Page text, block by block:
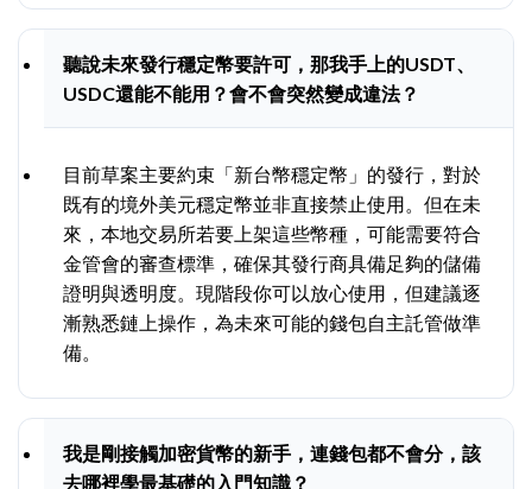
聽說未來發行穩定幣要許可，那我手上的USDT、
USDC還能不能用？會不會突然變成違法？
目前草案主要約束「新台幣穩定幣」的發行，對於
既有的境外美元穩定幣並非直接禁止使用。但在未
來，本地交易所若要上架這些幣種，可能需要符合
金管會的審查標準，確保其發行商具備足夠的儲備
證明與透明度。現階段你可以放心使用，但建議逐
漸熟悉鏈上操作，為未來可能的錢包自主託管做準
備。
我是剛接觸加密貨幣的新手，連錢包都不會分，該
去哪裡學最基礎的入門知識？